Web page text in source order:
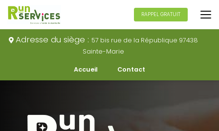
Aller
au
principal
Adresse du siège : 57 bis rue de la République 97438
Sainte-Marie
Accueil Contact
RAPPEL GRATUIT